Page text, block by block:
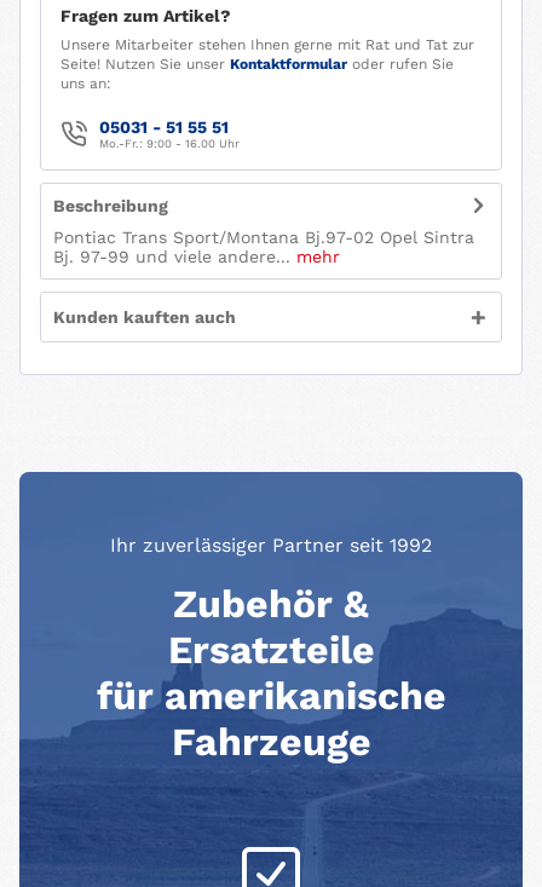
Fragen zum Artikel?
Unsere Mitarbeiter stehen Ihnen gerne mit Rat und Tat zur
Seite! Nutzen Sie unser Kontaktformular oder rufen Sie
uns an:
05031 - 51 55 51
Mo.-Fr.: 9:00 - 16.00 Uhr
Beschreibung
Pontiac Trans Sport/Montana Bj.97-02 Opel Sintra
Bj. 97-99 und viele andere... mehr
Kunden kauften auch
Ihr zuverlässiger Partner seit 1992
Zubehör &
Ersatzteile
für amerikanische
Fahrzeuge